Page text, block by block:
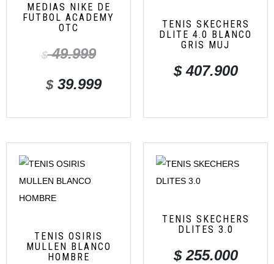
MEDIAS NIKE DE
FUTBOL ACADEMY
OTC
$49.999
$39.999
TENIS SKECHERS
DLITE 4.0 BLANCO
GRIS MUJ
$407.900
TENIS OSIRIS
MULLEN BLANCO
HOMBRE
TENIS SKECHERS
DLITES 3.0
$255.000